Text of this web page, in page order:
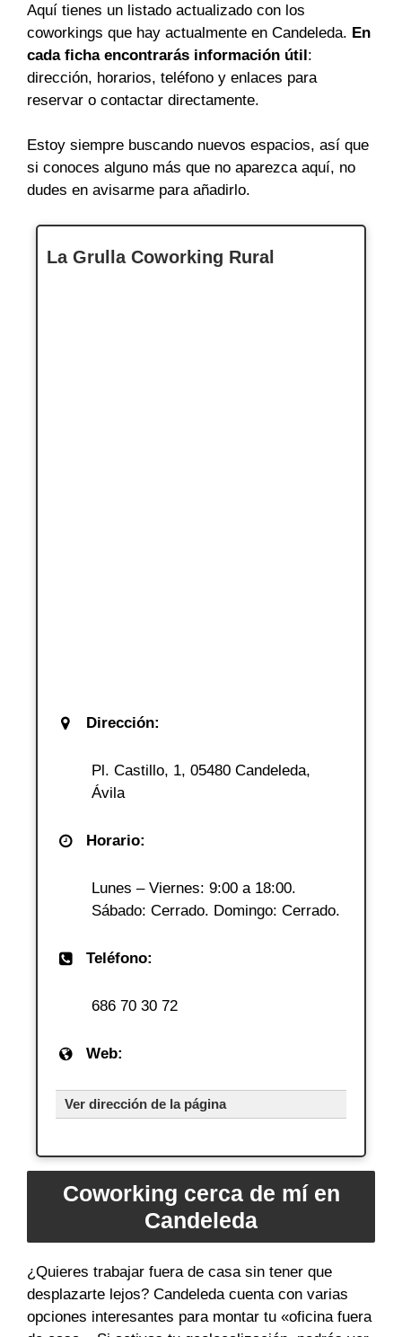
Aquí tienes un listado actualizado con los
coworkings que hay actualmente en Candeleda. En
cada ficha encontrarás información útil:
dirección, horarios, teléfono y enlaces para
reservar o contactar directamente.
Estoy siempre buscando nuevos espacios, así que
si conoces alguno más que no aparezca aquí, no
dudes en avisarme para añadirlo.
La Grulla Coworking Rural
Dirección:
Pl. Castillo, 1, 05480 Candeleda,
Ávila
Horario:
Lunes – Viernes: 9:00 a 18:00.
Sábado: Cerrado. Domingo: Cerrado.
Teléfono:
686 70 30 72
Web:
Ver dirección de la página
Coworking cerca de mí en
Candeleda
¿Quieres trabajar fuera de casa sin tener que
desplazarte lejos? Candeleda cuenta con varias
opciones interesantes para montar tu «oficina fuera